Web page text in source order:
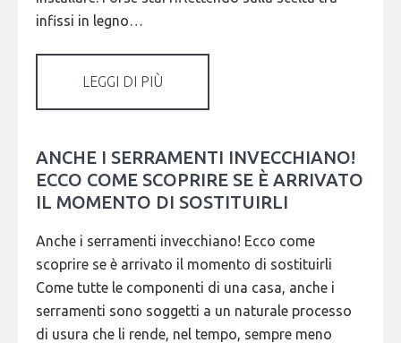
infissi in legno…
LEGGI DI PIÙ
ANCHE I SERRAMENTI INVECCHIANO!
ECCO COME SCOPRIRE SE È ARRIVATO
IL MOMENTO DI SOSTITUIRLI
Anche i serramenti invecchiano! Ecco come
scoprire se è arrivato il momento di sostituirli
Come tutte le componenti di una casa, anche i
serramenti sono soggetti a un naturale processo
di usura che li rende, nel tempo, sempre meno